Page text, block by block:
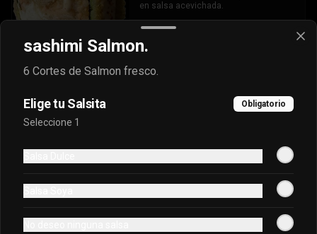
en salsa acevichada.
$7.400
Oriental Tuna Acevichado
Camaron Furai, palta, queso, cebollin
Osaka Oriental
sashimi Salmon.
6 Cortes de Salmon fresco.
Elige tu Salsita Obligatorio
Seleccione 1